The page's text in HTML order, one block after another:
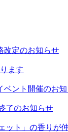
改定のお知らせ
ます
ント開催のお
了のお知らせ
ト」の香りが